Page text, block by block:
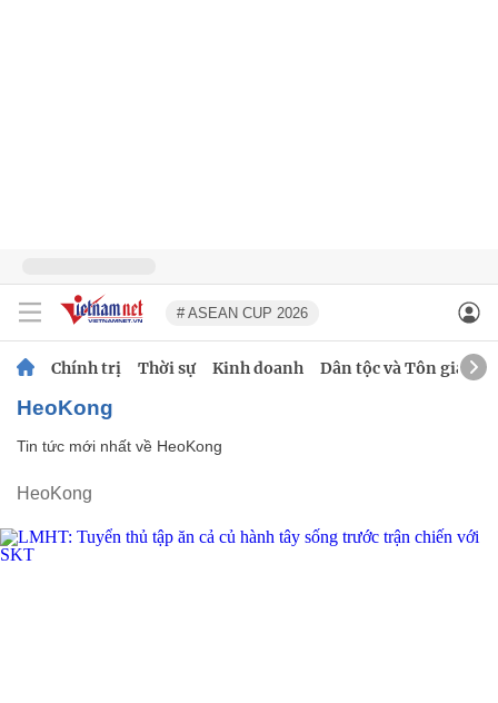
# ASEAN CUP 2026
Chính trị Thời sự Kinh doanh Dân tộc và Tôn giáo
HeoKong
Tin tức mới nhất về HeoKong
HeoKong